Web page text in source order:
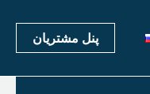
پنل مشتریان